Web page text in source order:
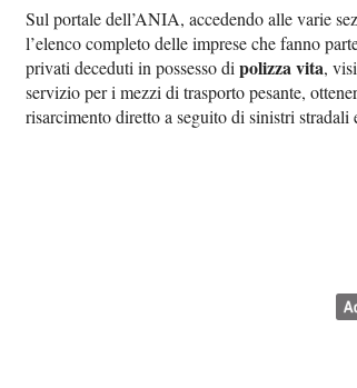
Sul portale dell’ANIA, accedendo alle varie
l’elenco completo delle imprese che fanno
privati deceduti in possesso di polizza vita,
servizio per i mezzi di trasporto pesante,
risarcimento diretto a seguito di sinistri stradali